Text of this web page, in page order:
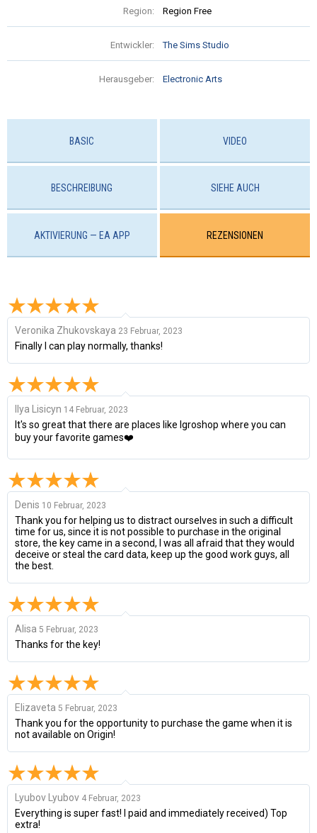
Region: Region Free
Entwickler: The Sims Studio
Herausgeber: Electronic Arts
BASIC VIDEO
BESCHREIBUNG SIEHE AUCH
AKTIVIERUNG — EA APP REZENSIONEN
Veronika Zhukovskaya 23 Februar, 2023
Finally I can play normally, thanks!
Ilya Lisicyn 14 Februar, 2023
It's so great that there are places like Igroshop where you can
buy your favorite games❤️
Denis 10 Februar, 2023
Thank you for helping us to distract ourselves in such a difficult
time for us, since it is not possible to purchase in the original
store, the key came in a second, I was all afraid that they would
deceive or steal the card data, keep up the good work guys, all
the best.
Alisa 5 Februar, 2023
Thanks for the key!
Elizaveta 5 Februar, 2023
Thank you for the opportunity to purchase the game when it is
not available on Origin!
Lyubov Lyubov 4 Februar, 2023
Everything is super fast! I paid and immediately received) Top
extra!